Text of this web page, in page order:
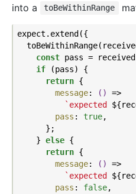
into a
toBeWithinRange
expect.extend({
const pass =
if (pass) {
return {
message: ()
=>
`expected
pass : true,
      };
    }
else {
return {
message: ()
=>
`expected
pass : false,